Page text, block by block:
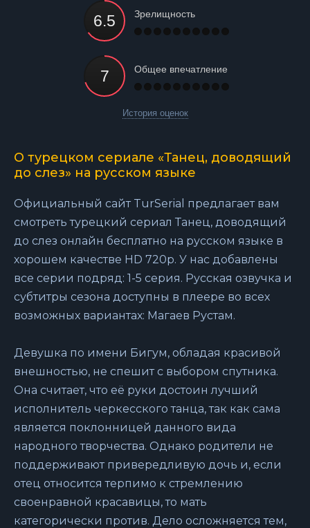
Зрелищность
Общее впечатление
История оценок
О турецком сериале «Танец, доводящий
до слез» на русском языке
Официальный сайт TurSerial предлагает вам
смотреть турецкий сериал Танец, доводящий
до слез онлайн бесплатно на русском языке в
хорошем качестве HD 720p. У нас добавлены
все серии подряд: 1-5 серия. Русская озвучка и
субтитры сезона доступны в плеере во всех
возможных вариантах: Магаев Рустам.
Девушка по имени Бигум, обладая красивой
внешностью, не спешит с выбором спутника.
Она считает, что её руки достоин лучший
исполнитель черкесского танца, так как сама
является поклонницей данного вида
народного творчества. Однако родители не
поддерживают привередливую дочь и, если
отец относится терпимо к стремлению
своенравной красавицы, то мать
категорически против. Дело осложняется тем,